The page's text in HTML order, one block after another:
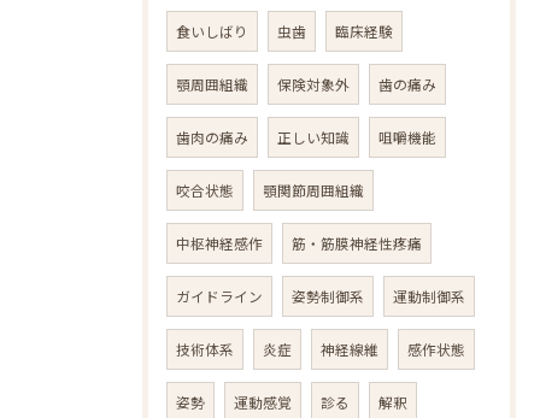
食いしばり 虫歯 臨床経験
顎周囲組織 保険対象外 歯の痛み
歯肉の痛み 正しい知識 咀嚼機能
咬合状態 顎関節周囲組織
中枢神経感作 筋・筋膜神経性疼痛
ガイドライン 姿勢制御系 運動制御系
技術体系 炎症 神経線維 感作状態
姿勢 運動感覚 診る 解釈